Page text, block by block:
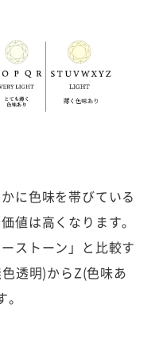
に色味を帯びている
値は高くなります。
ストーン」と比較す
透明)からZ(色味あ
。